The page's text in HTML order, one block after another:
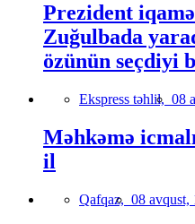
Prezident
Zuğulbada
özünün seçdiyi
Ekspress təhlil, 08
Məhkəmə
il
Qafqaz, 08 avqust,